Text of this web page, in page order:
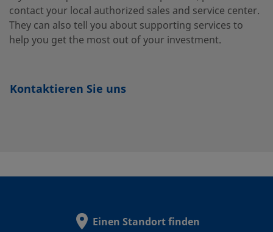
contact your local authorized sales and service center.
They can also tell you about supporting services to
help you get the most out of your investment.
Kontaktieren Sie uns
Einen Standort finden